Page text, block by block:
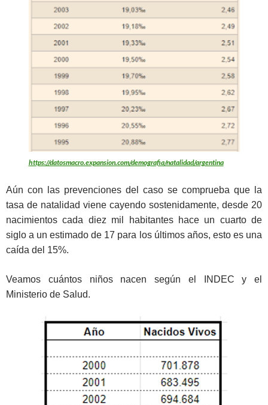
https://datosmacro.expansion.com/demografia/natalidad/argentina
Aún con las prevenciones del caso se comprueba que la
tasa de natalidad viene cayendo sostenidamente, desde 20
nacimientos cada diez mil habitantes hace un cuarto de
siglo a un estimado de 17 para los últimos años, esto es una
caída del 15%.
Veamos cuántos niños nacen según el INDEC y el
Ministerio de Salud.